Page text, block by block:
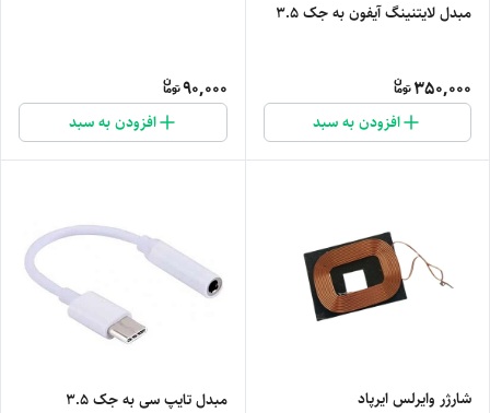
مبدل لایتنینگ آیفون به جک 3.5
350,000
افزودن به سبد
90,000
افزودن به سبد
شارژر وایرلس ایرپاد مبدل تایپ سی به جک 3.5